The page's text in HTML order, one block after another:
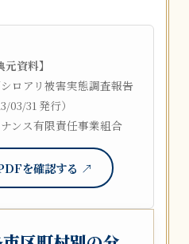
元資料】
ロアリ被害実態調査報告
03/31 発行）
ンス有限責任事業組合
を確認する ↗